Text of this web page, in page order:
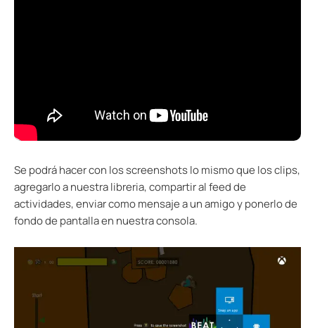
Se podrá hacer con los screenshots lo mismo que los clips,
agregarlo a nuestra libreria, compartir al feed de
actividades, enviar como mensaje a un amigo y ponerlo de
fondo de pantalla en nuestra consola.